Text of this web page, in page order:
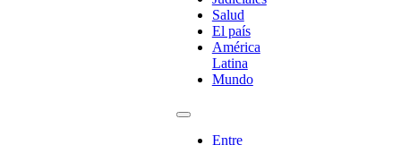
Salud
El país
América
Latina
Mundo
Entre
¡Ponete en contacto!